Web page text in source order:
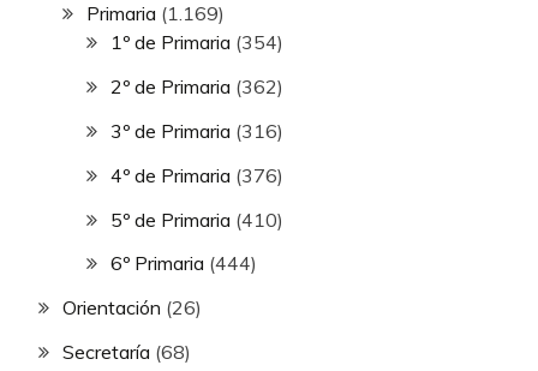
Primaria (1.169)
1º de Primaria (354)
2º de Primaria (362)
3º de Primaria (316)
4º de Primaria (376)
5º de Primaria (410)
6º Primaria (444)
Orientación (26)
Secretaría (68)